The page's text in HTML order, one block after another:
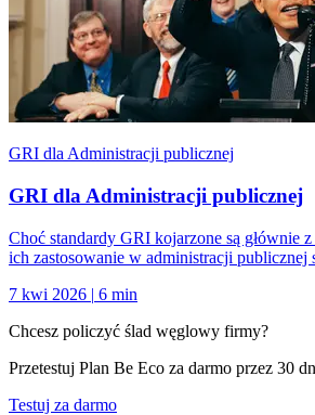
GRI dla Administracji publicznej
GRI dla Administracji publicznej
Choć standardy GRI kojarzone są głównie
ich zastosowanie w administracji publicznej
7 kwi 2026 | 6 min
Chcesz policzyć ślad węglowy firmy?
Przetestuj Plan Be Eco za darmo przez 30
Testuj za darmo